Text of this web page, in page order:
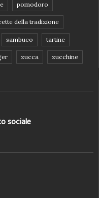
pomodoro
della tradizione
sambuco tartine
zucca zucchine
sociale